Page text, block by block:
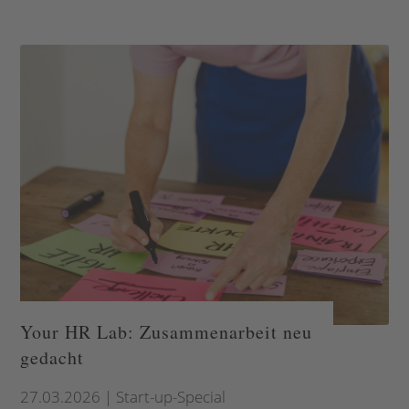
Your HR Lab: Zusammenarbeit neu
gedacht
27.03.2026 | Start-up-Special